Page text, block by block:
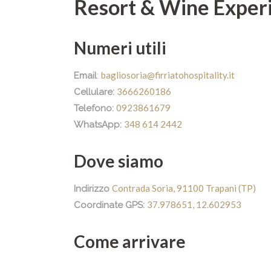
Resort & Wine
Numeri utili
Email: bagliosoria@firriatohospitality.it
Cellulare: 3666260186
Telefono: 0923861679
WhatsApp: 348 614 2442
Dove siamo
Indirizzo Contrada Soria, 91100 Trapani (TP)
Coordinate GPS: 37.978651, 12.602953
Come arrivare